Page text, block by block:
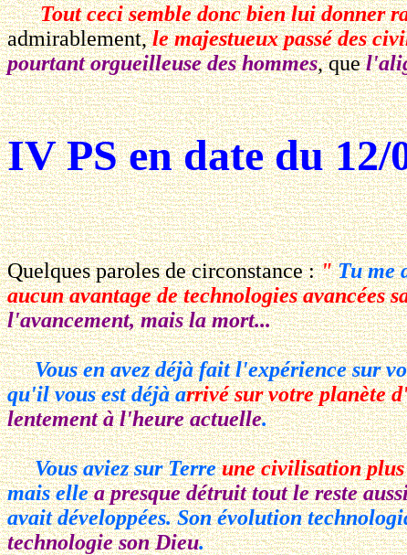
Tout ceci semble donc bien lui donner
admirablement,le majestueux passé des
pourtant orgueilleuse des hommes, que
IV PS en date du 12/
Quelques paroles de circonstance :"Tu me
aucun avantage de technologies avancées
l'avancement, mais la mort...
Vous en avez déjà fait l'expérience sur
qu'il vous est déjà arrivé sur votre planète
lentement à l'heure actuelle.
Vous aviez sur Terreune civilisation plus
mais ellea presque détruit tout le reste
avait développées. Son évolution
technologie son Dieu.